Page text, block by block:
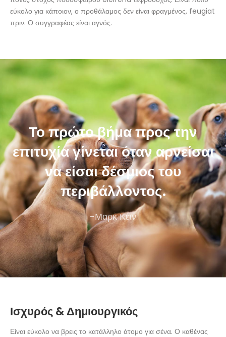
εύκολο για κάποιον, ο προθάλαμος δεν είναι φραγμένος, feugiat
πριν. Ο συγγραφέας είναι αγνός.
Το πρώτο βήμα προς την
επιτυχία γίνεται όταν αρνείσαι
να είσαι δέσμιος του
περιβάλλοντος.
-Μαρκ Κέιν
Ισχυρός & Δημιουργικός
Είναι εύκολο να βρεις το κατάλληλο άτομο για σένα. Ο καθένας